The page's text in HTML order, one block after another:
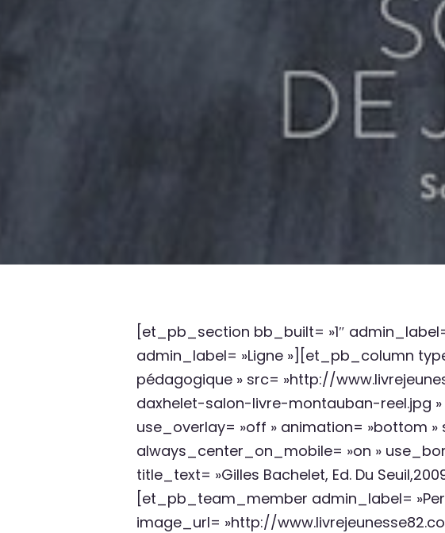
[et_pb_section bb_built= »1″
admin_label= »Ligne »][et_pb_column
pédagogique » src= »http://
daxhelet-salon-livre-montauban-reel.jpg
use_overlay= »off » animation= »bottom
always_center_on_mobile= »on »
title_text= »Gilles Bachelet, Ed. Du
[et_pb_team_member admin_label=
image_url= »http://